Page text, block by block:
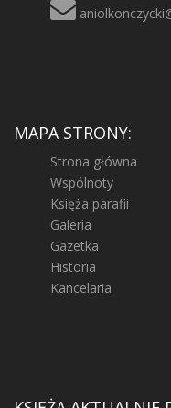
MAPA STRONY:
Strona główna
Wspólnoty
Księża parafii
Galeria
Gazetka
Historia
Kancelaria